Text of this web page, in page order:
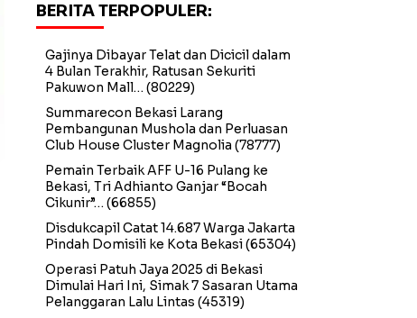
BERITA TERPOPULER:
Gajinya Dibayar Telat dan Dicicil dalam
4 Bulan Terakhir, Ratusan Sekuriti
Pakuwon Mall… (80229)
Summarecon Bekasi Larang
Pembangunan Mushola dan Perluasan
Club House Cluster Magnolia (78777)
Pemain Terbaik AFF U-16 Pulang ke
Bekasi, Tri Adhianto Ganjar “Bocah
Cikunir”… (66855)
Disdukcapil Catat 14.687 Warga Jakarta
Pindah Domisili ke Kota Bekasi(65304)
Operasi Patuh Jaya 2025 di Bekasi
Dimulai Hari Ini, Simak 7 Sasaran Utama
Pelanggaran Lalu Lintas (45319)